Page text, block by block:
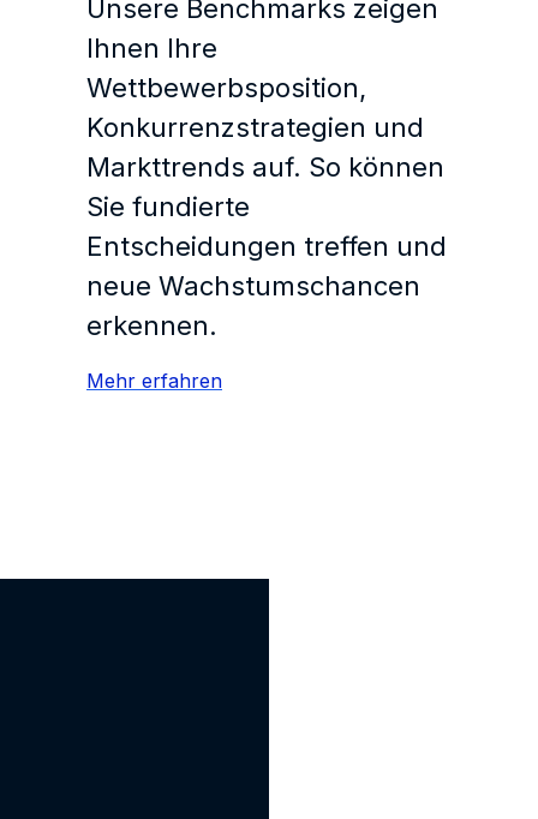
Unsere Benchmarks zeigen
Ihnen Ihre
Wettbewerbsposition,
Konkurrenzstrategien und
Markttrends auf. So können
Sie fundierte
Entscheidungen treffen und
neue Wachstumschancen
erkennen.
Mehr erfahren